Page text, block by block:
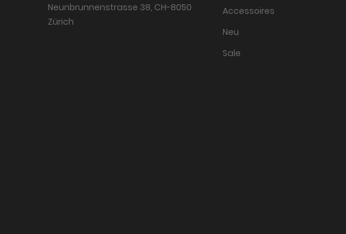
Neunbrunnenstrasse 38, CH-8050
Zürich
Accessoires
Neu
Sale